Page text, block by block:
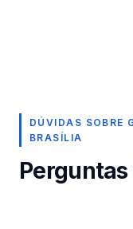
DÚVIDAS SOBRE
BRASÍLIA